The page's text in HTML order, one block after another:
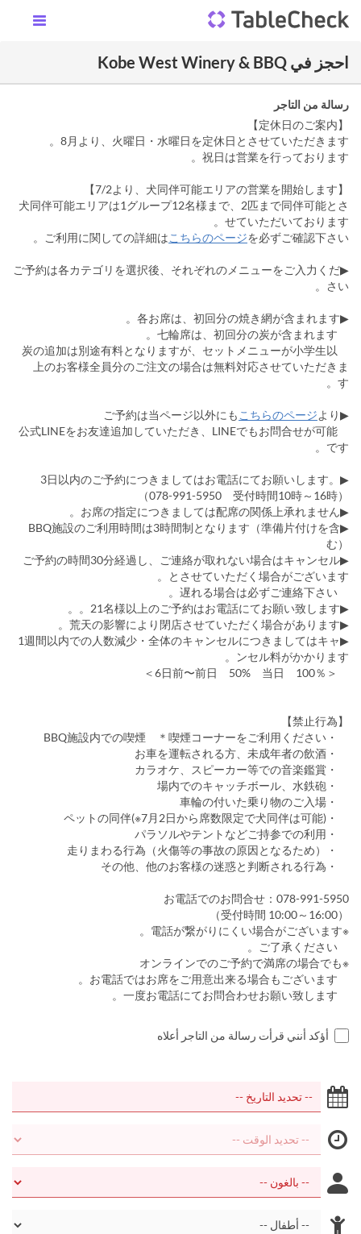
احجز في Kobe West Winery & BBQ
رسالة من التاجر
【定休日のご案内】
8月より、火曜日・水曜日を定休日とさせていただきます。
祝日は営業を行っております。
【7/2より、犬同伴可能エリアの営業を開始します】
犬同伴可能エリアは1グループ12名様まで、2匹まで同伴可能とさ
せていただいております。
ご利用に関しての詳細はこちらのページを必ずご確認下さい。
▶ご予約は各カテゴリを選択後、それぞれのメニューをご入力くだ
さい。
▶各お席は、初回分の焼き網が含まれます。
炭の追加は別途有料となりますが、セットメニューが小学生以
上のお客様全員分のご注文の場合は無料対応させていただきま
す。
▶ご予約は当ページ以外にも
こちらのページより
公式LINEをお友達追加していただき、LINEでもお問合せが可能
です。
▶︎3日以内のご予約につきましてはお電話にてお願いします。
（078-991-5950 受付時間10時～16時）
▶お席の指定につきましては配席の関係上承れません。
▶︎BBQ施設のご利用時間は3時間制となります（準備片付けを含
む）
▶ご予約の時間30分経過し、ご連絡が取れない場合はキャンセル
とさせていただく場合がございます。
▶21名様以上のご予約はお電話にてお願い致します。。
▶荒天の影響により閉店させていただく場合があります。
▶1週間以内での人数減少・全体のキャンセルにつきましてはキャ
ンセル料がかかります。
＜6日前〜前日 50% 当日 100％＞
【禁止行為】
・BBQ施設内での喫煙 ＊喫煙コーナーをご利用ください
・お車を運転される方、未成年者の飲酒
・カラオケ、スピーカー等での音楽鑑賞
・場内でのキャッチボール、水鉄砲
・車輪の付いた乗り物のご入場
・ペットの同伴(※7月2日から席数限定で犬同伴は可能)
・パラソルやテントなどご持参での利用
・走りまわる行為（火傷等の事故の原因となるため）
・その他、他のお客様の迷惑と判断される行為
お電話でのお問合せ：078-991-5950
（受付時間 10:00～16:00）
※電話が繋がりにくい場合がございます。
※オンラインでのご予約で満席の場合でも
أؤكد أنني قرأت رسالة من التاجر أعلاه